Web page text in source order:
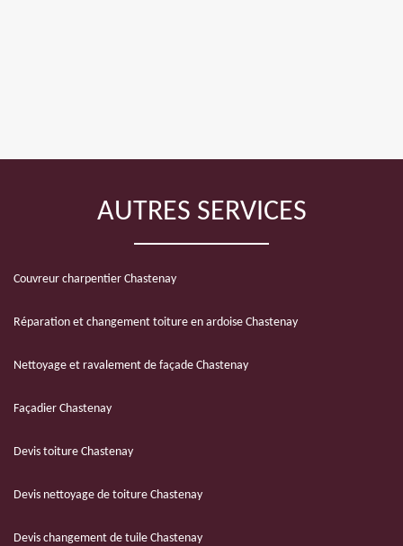
AUTRES SERVICES
Couvreur charpentier Chastenay
Réparation et changement toiture en ardoise Chastenay
Nettoyage et ravalement de façade Chastenay
Façadier Chastenay
Devis toiture Chastenay
Devis nettoyage de toiture Chastenay
Devis changement de tuile Chastenay